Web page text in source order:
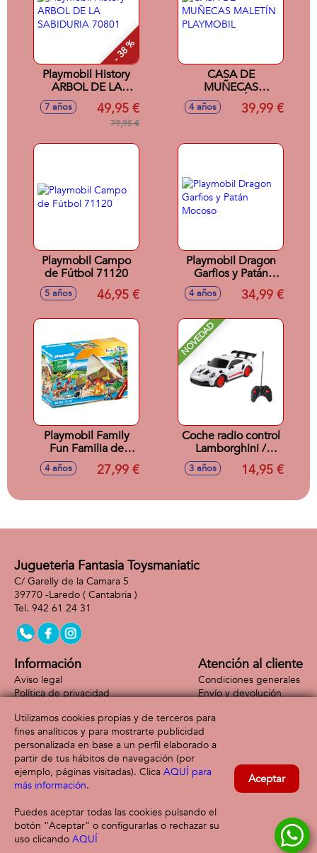
- 38 %
Playmobil History
ARBOL DE LA
SABIDURIA 70801
7 años 49,95 €
79,95 €
CASA DE
MUÑECAS
MALETÍN
PLAYMOBIL
4 años 39,99 €
Playmobil Campo
de Fútbol 71120
5 años 46,95 €
Playmobil Dragon
Garfios y Patán
Mocoso
4 años 34,99 €
Playmobil Family
Fun Familia de
acampada 70743
4 años 27,99 €
NOVEDAD
Coche radio control
Lamborghini /
Porsche 911 /
Aston Martin escala
surtidos
3 años 14,95 €
Jugueteria Fantasia Toysmaniatic
C/ Garelly de la Camara 5
39770 -Laredo ( Cantabria )
942 61 24 31
Información
Aviso legal
Política de privacidad
Atención al cliente
Condiciones generales
Envío y devolución
Formas de pago
Utilizamos cookies propias y de terceros para
fines analíticos y para mostrarte publicidad
personalizada en base a un perfil elaborado a
partir de tus hábitos de navegación (por
ejemplo, páginas visitadas). Clica AQUÍ para
más información.
Puedes aceptar todas las cookies pulsando el
botón “Aceptar” o configurarlas o rechazar su
uso clicando AQUÍ
Aceptar